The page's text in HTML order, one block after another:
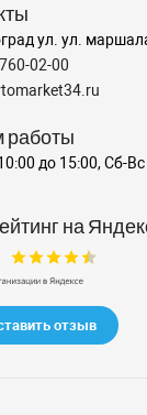
ул. ул.
02-00
работы
до 15:00, Сб-
на
отзыв